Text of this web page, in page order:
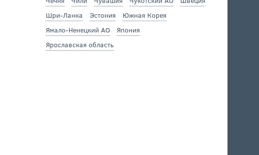
Шри-Ланка
Эстония
Южная Корея
Ямало-Ненецкий АО
Япония
Ярославская область